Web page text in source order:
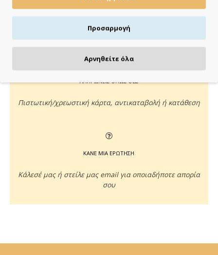
ημέρες
ΠΛΗΡΩΝΕΙΣ ΟΠΩΣ ΘΕΣ
Πιστωτική/χρεωστική κάρτα, αντικαταβολή ή κατάθεση
ΚΑΝΕ ΜΙΑ ΕΡΩΤΗΣΗ
Κάλεσέ μας ή στείλε μας email για οποιαδήποτε απορία
σου
Προσαρμογή
Αρνηθείτε όλα